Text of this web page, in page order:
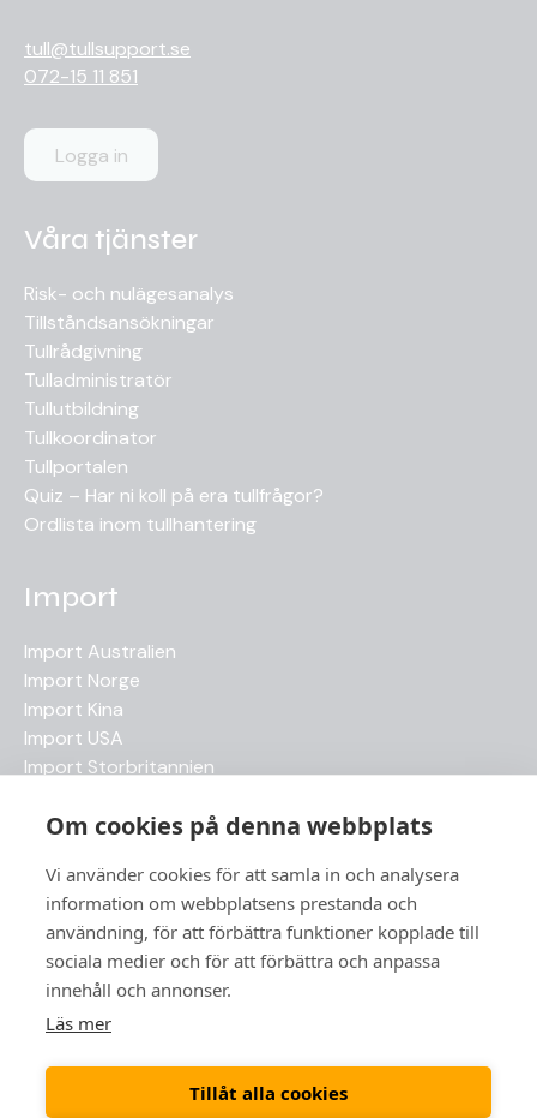
Om cookies på denna webbplats
Vi använder cookies för att samla in och analysera
information om webbplatsens prestanda och
användning, för att förbättra funktioner kopplade till
sociala medier och för att förbättra och anpassa
innehåll och annonser.
Läs mer
Tillåt alla cookies
tull@tullsupport.se
072-15 11 851
Logga in
Våra tjänster
Risk- och nulägesanalys
Tillståndsansökningar
Tullrådgivning
Tulladministratör
Tullutbildning
Tullkoordinator
Tullportalen
Quiz – Har ni koll på era tullfrågor?
Ordlista inom tullhantering
Import
Import Australien
Import Norge
Import Kina
Import USA
Import Storbritannien
Senaste artiklarna
Betala tull – när, hur och vem som ansvarar
Frihandel – så fungerar det i praktiken
Temporär import
ATA-Carnet